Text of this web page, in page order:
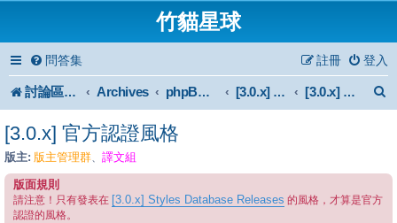
竹貓星球
問答集 登入
註冊
討論區首頁 Archives phpBB 3.0.x Forum Archive [3.0.x] Style [3.0.x] 官方認證風格
[3.0.x] 官方認證風格
版主: 版主管理群、 譯文組
版面規則
請注意！只有發表在 [3.0.x] Styles Database Releases 的風格，才算是官方
認證的風格。